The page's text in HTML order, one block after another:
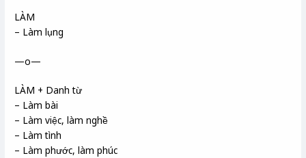
LÀM
– Làm lụng
—o—
LÀM + Danh từ
– Làm bài
– Làm việc, làm nghề
– Làm tình
– Làm phước, làm phúc